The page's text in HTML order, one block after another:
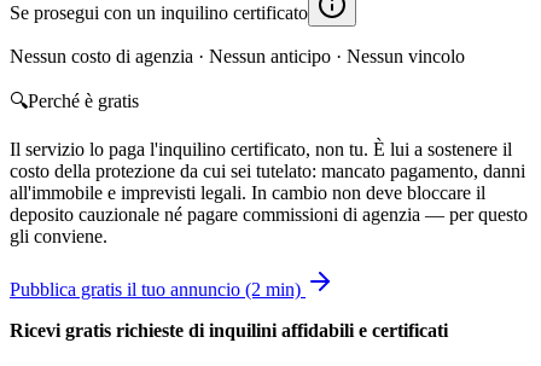
Se prosegui con un inquilino certificato
Nessun costo di agenzia · Nessun anticipo · Nessun vincolo
🔍Perché è gratis
Il servizio lo paga l'inquilino certificato, non tu. È lui a sostenere il
costo della protezione da cui sei tutelato: mancato pagamento, danni
all'immobile e imprevisti legali. In cambio non deve bloccare il
deposito cauzionale né pagare commissioni di agenzia — per questo
gli conviene.
Pubblica gratis il tuo annuncio (2 min)
Ricevi gratis richieste di inquilini affidabili e certificati